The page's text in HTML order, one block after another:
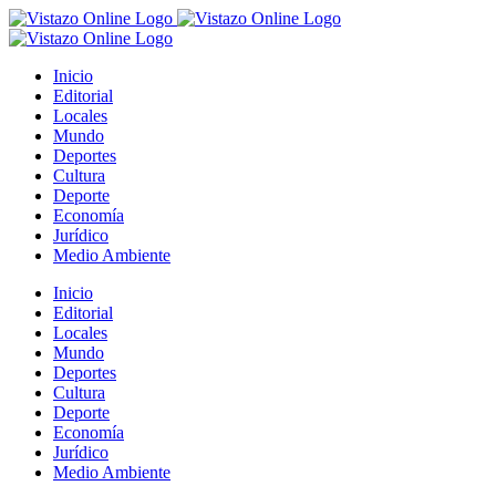
Saltar
al
Inicio
Editorial
Locales
Mundo
Deportes
Cultura
Deporte
Economía
Jurídico
Medio Ambiente
Inicio
Editorial
Locales
Mundo
Deportes
Cultura
Deporte
Economía
Jurídico
Medio Ambiente